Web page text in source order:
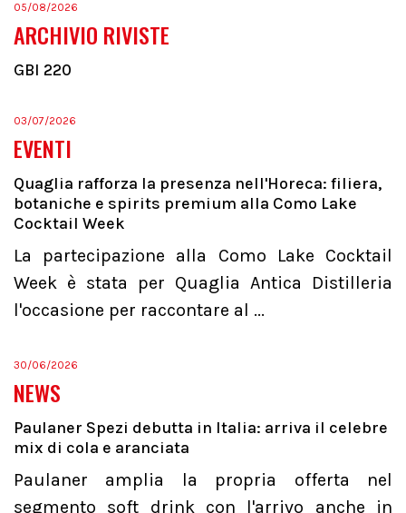
05/08/2026
ARCHIVIO RIVISTE
GBI 220
03/07/2026
EVENTI
Quaglia rafforza la presenza nell'Horeca: filiera,
botaniche e spirits premium alla Como Lake
Cocktail Week
La partecipazione alla Como Lake Cocktail
Week è stata per Quaglia Antica Distilleria
l'occasione per raccontare al ...
30/06/2026
NEWS
Paulaner Spezi debutta in Italia: arriva il celebre
mix di cola e aranciata
Paulaner amplia la propria offerta nel
segmento soft drink con l'arrivo anche in